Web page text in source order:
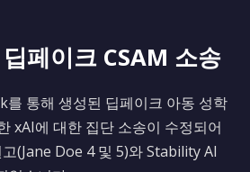
페이크 CSAM 소송
를 통해 생성된 딥페이크 아동 성학
xAI에 대한 집단 소송이 수정되어
(Jane Doe 4 및 5)와 Stability AI